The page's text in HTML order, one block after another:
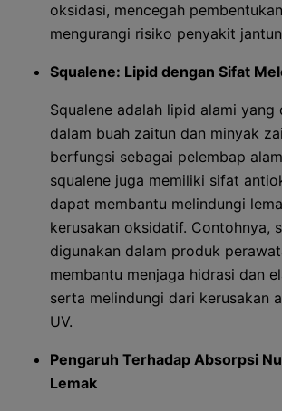
oksidasi, mencegah
mengurangi risiko penyakit
Squalene: Lipid dengan Sifat
Squalene adalah lipid alami yang
dalam buah zaitun dan minyak
berfungsi sebagai pelembap
squalene juga memiliki sifat
dapat membantu melindungi
kerusakan oksidatif. Contohnya,
digunakan dalam produk
membantu menjaga hidrasi dan
serta melindungi dari kerusakan
UV.
Pengaruh Terhadap Absorpsi
Lemak